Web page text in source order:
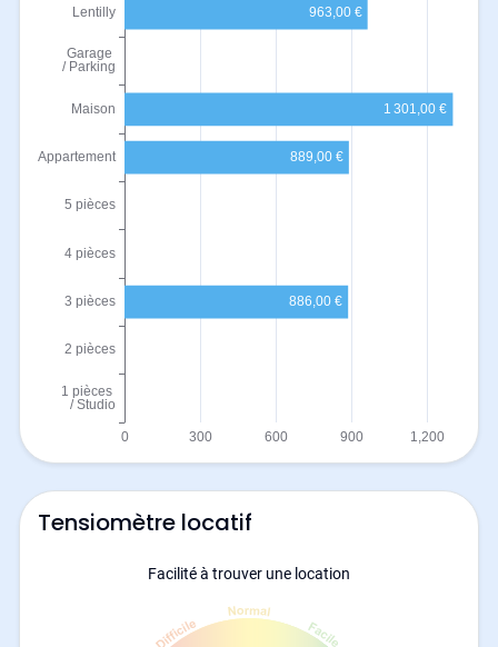
Tensiomètre locatif
Facilité à trouver une location